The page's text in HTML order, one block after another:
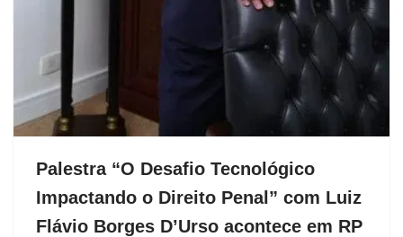
Palestra “O Desafio Tecnológico
Impactando o Direito Penal” com Luiz
Flávio Borges D’Urso acontece em RP